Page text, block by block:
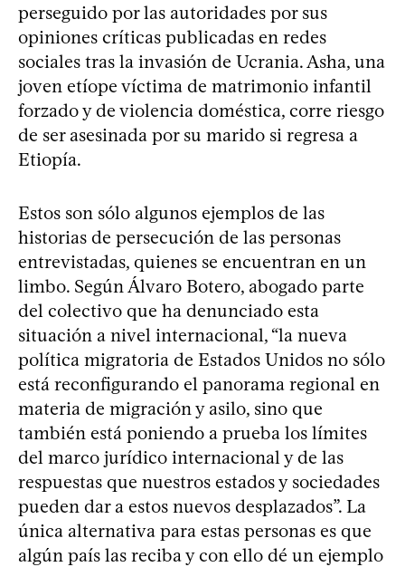
perseguido por las autoridades por sus
opiniones críticas publicadas en redes
sociales tras la invasión de Ucrania. Asha, una
joven etíope víctima de matrimonio infantil
forzado y de violencia doméstica, corre riesgo
de ser asesinada por su marido si regresa a
Etiopía.
Estos son sólo algunos ejemplos de las
historias de persecución de las personas
entrevistadas, quienes se encuentran en un
limbo. Según Álvaro Botero, abogado parte
del colectivo que ha denunciado esta
situación a nivel internacional, “la nueva
política migratoria de Estados Unidos no sólo
está reconfigurando el panorama regional en
materia de migración y asilo, sino que
también está poniendo a prueba los límites
del marco jurídico internacional y de las
respuestas que nuestros estados y sociedades
pueden dar a estos nuevos desplazados”. La
única alternativa para estas personas es que
algún país las reciba y con ello dé un ejemplo